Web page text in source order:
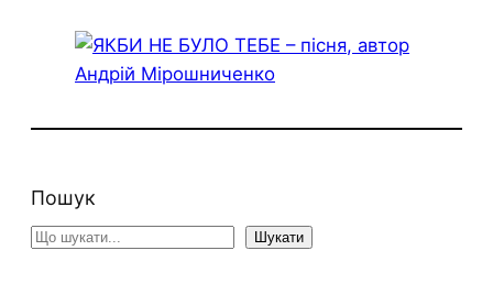
Пошук
S
Шукати